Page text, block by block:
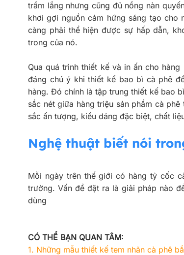
trầm lắng nhưng cũng đủ nồng nàn
khơi gợi nguồn cảm hứng sáng tạo
càng phải thể hiện được sự hấp dẫn,
trong của nó.
Qua quá trình thiết kế và in ấn cho
đáng chú ý khi thiết kế bao bì cà phê
hàng. Đó chính là tập trung thiết kế bao
sắc nét giữa hàng triệu sản phẩm cà
sắc ấn tượng, kiểu dáng đặc biệt, chất
Nghệ thuật biết nói
Mỗi ngày trên thế giới có hàng tỷ cốc
trường. Vấn đề đặt ra là giải pháp nào
dùng
CÓ THỂ BẠN QUAN TÂM:
1. Những mẫu thiết kế tem nhãn cà phê